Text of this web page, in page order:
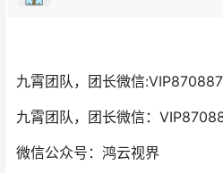
九霄团队，团长微信
九霄团队，团长微信：
微信公众号：鸿云视界